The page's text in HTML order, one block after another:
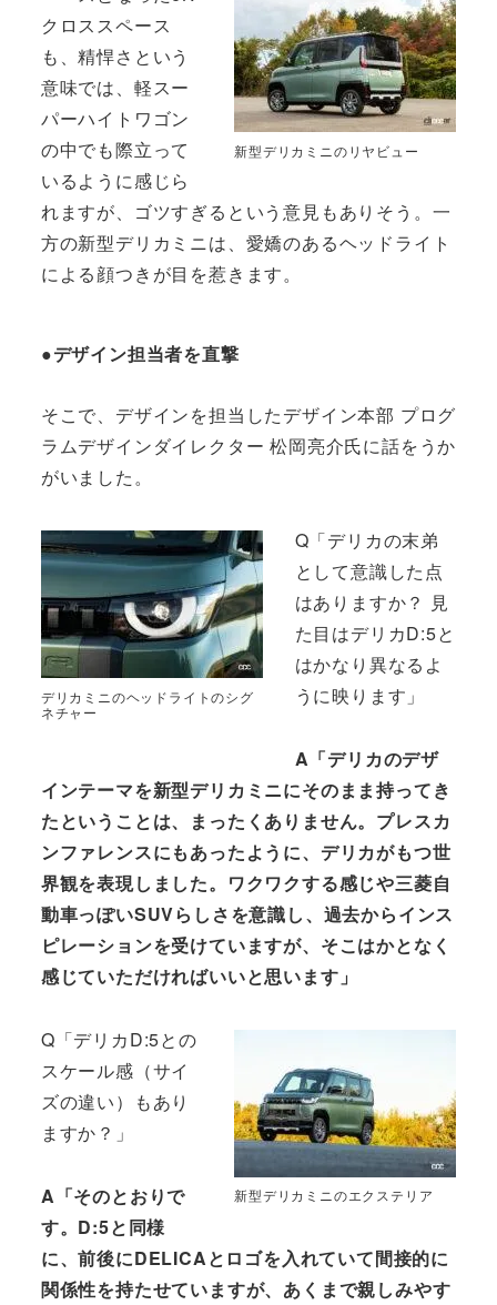
新型デリカミニのリヤビュー
クロススペース
も、精悍さという
意味では、軽スー
パーハイトワゴン
の中でも際立って
いるように感じら
れますが、ゴツすぎるという意見もありそう。一
方の新型デリカミニは、愛嬌のあるヘッドライト
による顔つきが目を惹きます。
●デザイン担当者を直撃
そこで、デザインを担当したデザイン本部 プログ
ラムデザインダイレクター 松岡亮介氏に話をうか
がいました。
デリカミニのヘッドライトのシグ
ネチャー
Q「デリカの末弟
として意識した点
はありますか？ 見
た目はデリカD:5と
はかなり異なるよ
うに映ります」
A「デリカのデザ
インテーマを新型デリカミニにそのまま持ってき
たということは、まったくありません。プレスカ
ンファレンスにもあったように、デリカがもつ世
界観を表現しました。ワクワクする感じや三菱自
動車っぽいSUVらしさを意識し、過去からインス
ピレーションを受けていますが、そこはかとなく
感じていただければいいと思います」
新型デリカミニのエクステリア
Q「デリカD:5との
スケール感（サイ
ズの違い）もあり
ますか？」
A「そのとおりで
す。D:5と同様
に、前後にDELICAとロゴを入れていて間接的に
関係性を持たせていますが、あくまで親しみやす